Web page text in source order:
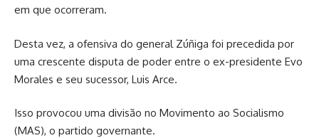
em que ocorreram.
Desta vez, a ofensiva do general Zúñiga foi precedida por
uma crescente disputa de poder entre o ex-presidente Evo
Morales e seu sucessor, Luis Arce.
Isso provocou uma divisão no Movimento ao Socialismo
(MAS), o partido governante.